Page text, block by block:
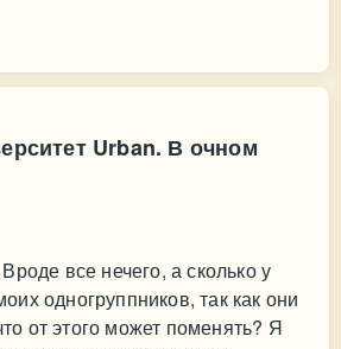
Urban. В очном
все нечего, а сколько у
одногруппников, так как они
от этого может поменять? Я